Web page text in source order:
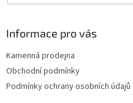
Informace pro vás
Kamenná prodejna
Obchodní podmínky
Podmínky ochrany osobních údajů